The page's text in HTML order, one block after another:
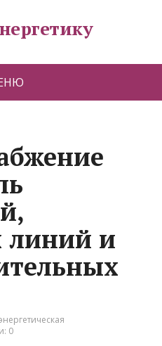
линий и
0